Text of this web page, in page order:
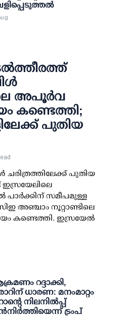
അപൂർവ
കണ്ടെത്തി;
പുതിയ
പുതിയ
ഇസ്രയേലിലെ
പാർക്കിന് സമീപമുള്ള
അഞ്ചാം നൂറ്റാണ്ടിലെ
കണ്ടെത്തി. ഇസ്രയേൽ
റദ്ദാക്കി,
ധാരണ: മനംമാറ്റം
നിലനില്‍പ്പ്
ട്രംപ്